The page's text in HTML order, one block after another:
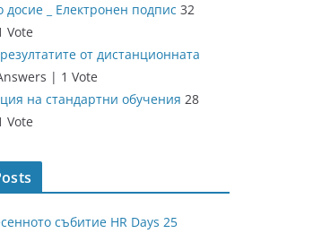
досие _ Електронен подпис 32
Vote
от дистанционната
| 1 Vote
на стандартни обучения 28
Vote
събитие HR Days 25